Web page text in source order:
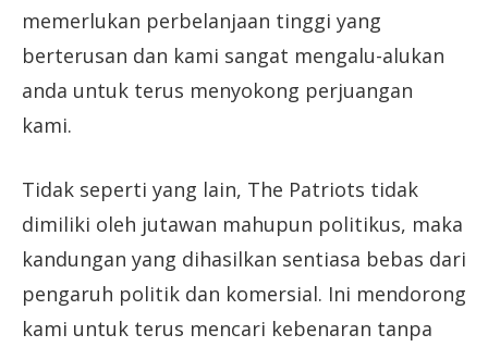
memerlukan perbelanjaan tinggi yang
berterusan dan kami sangat mengalu-alukan
anda untuk terus menyokong perjuangan
kami.
Tidak seperti yang lain, The Patriots tidak
dimiliki oleh jutawan mahupun politikus, maka
kandungan yang dihasilkan sentiasa bebas dari
pengaruh politik dan komersial. Ini mendorong
kami untuk terus mencari kebenaran tanpa